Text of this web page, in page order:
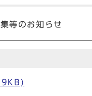
等のお知らせ